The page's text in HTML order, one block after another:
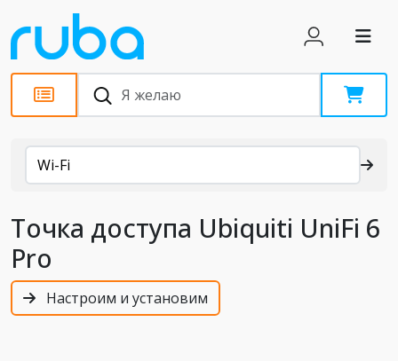
Каталог
Wi-Fi
Точка доступа Ubiquiti UniFi 6
Pro
Настроим и установим